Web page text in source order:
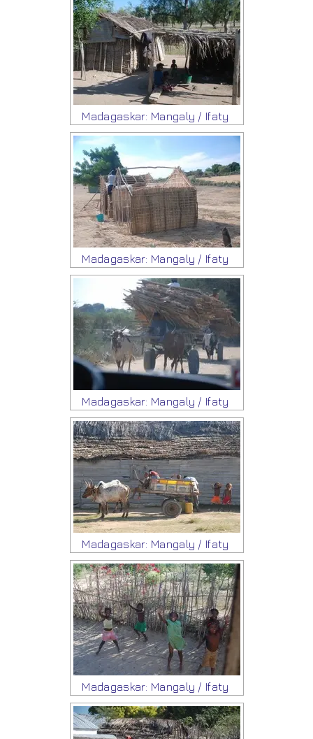
Madagaskar: Mangaly / Ifaty
Madagaskar: Mangaly / Ifaty
Madagaskar: Mangaly / Ifaty
Madagaskar: Mangaly / Ifaty
Madagaskar: Mangaly / Ifaty